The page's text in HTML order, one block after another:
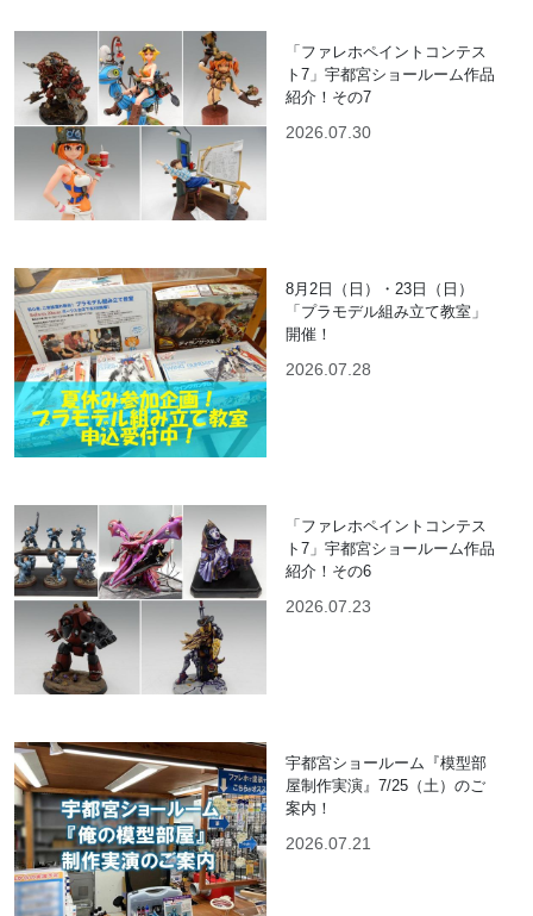
「ファレホペイントコンテス
ト7」宇都宮ショールーム作品
紹介！その7
2026.07.30
8月2日（日）・23日（日）
「プラモデル組み立て教室」
開催！
2026.07.28
「ファレホペイントコンテス
ト7」宇都宮ショールーム作品
紹介！その6
2026.07.23
宇都宮ショールーム『模型部
屋制作実演』7/25（土）のご
案内！
2026.07.21